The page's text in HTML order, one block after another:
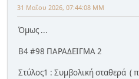
31 Μαΐου 2026, 07:44:08 ΜΜ
Όμως ...
Β4 #98 ΠΑΡΑΔΕΙΓΜΑ 2
Στύλος1 : Συμβολική σταθερά (